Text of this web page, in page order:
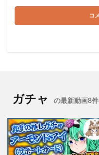
ガチャ の最新動画8件